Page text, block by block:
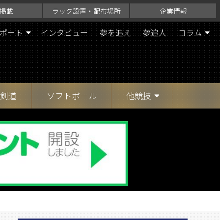
載 ラック設置・配布場所 企業情報
ート インタビュー 夢を追え 夢追人 コラム
剣道 ソフトボール 他競技